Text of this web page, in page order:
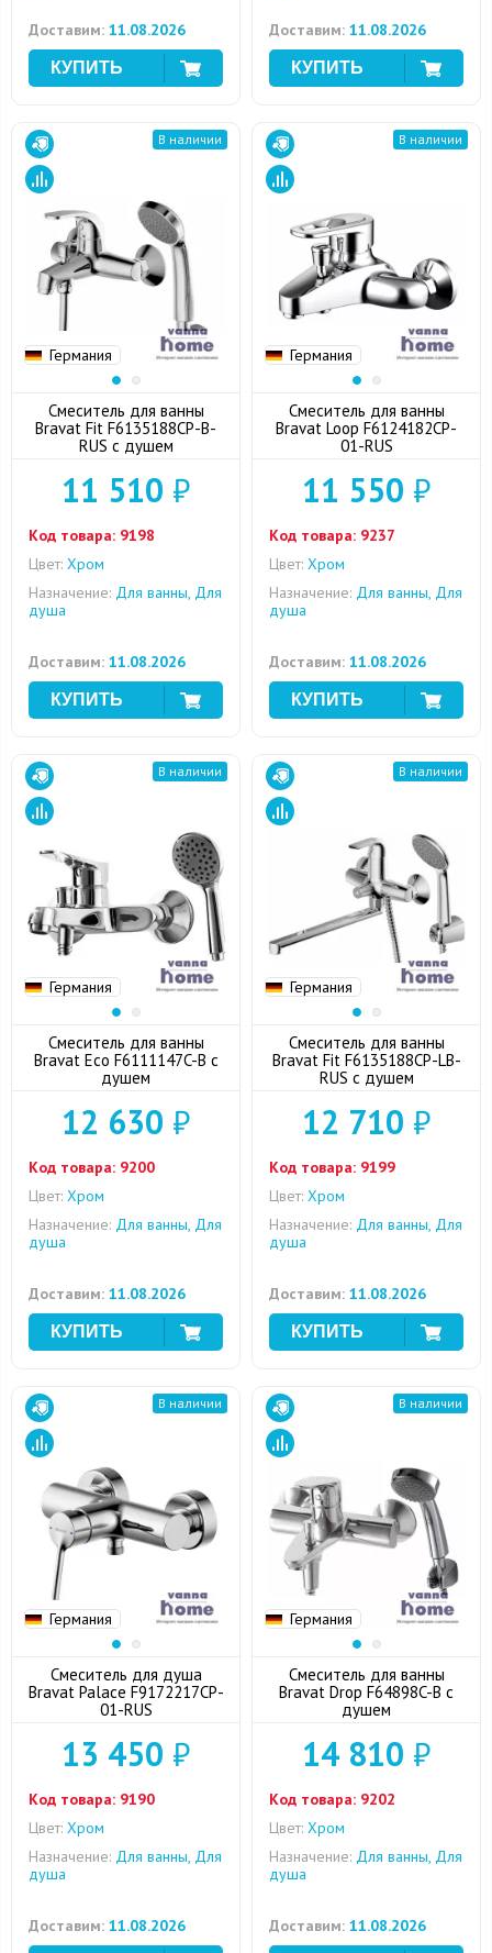
Доставим: 11.08.2026 Доставим: 11.08.2026
Германия
В наличии
Смеситель для ванны
Bravat Fit F6135188CP-B-
RUS с душем
11 510 ₽
Код товара: 9198
Цвет: Хром
Назначение: Для ванны, Для
душа
Доставим: 11.08.2026
Германия
В наличии
Смеситель для ванны
Bravat Loop F6124182CP-
01-RUS
11 550 ₽
Код товара: 9237
Цвет: Хром
Назначение: Для ванны, Для
душа
Доставим: 11.08.2026
Германия
В наличии
Смеситель для ванны
Bravat Eco F6111147C-B с
душем
12 630 ₽
Код товара: 9200
Цвет: Хром
Назначение: Для ванны, Для
душа
Доставим: 11.08.2026
Германия
В наличии
Смеситель для ванны
Bravat Fit F6135188CP-LB-
RUS с душем
12 710 ₽
Код товара: 9199
Цвет: Хром
Назначение: Для ванны, Для
душа
Доставим: 11.08.2026
Германия
В наличии
Смеситель для душа
Bravat Palace F9172217CP-
01-RUS
13 450 ₽
Код товара: 9190
Цвет: Хром
Назначение: Для ванны, Для
душа
Доставим: 11.08.2026
Германия
В наличии
Смеситель для ванны
Bravat Drop F64898C-B с
душем
14 810 ₽
Код товара: 9202
Цвет: Хром
Назначение: Для ванны, Для
душа
Доставим: 11.08.2026